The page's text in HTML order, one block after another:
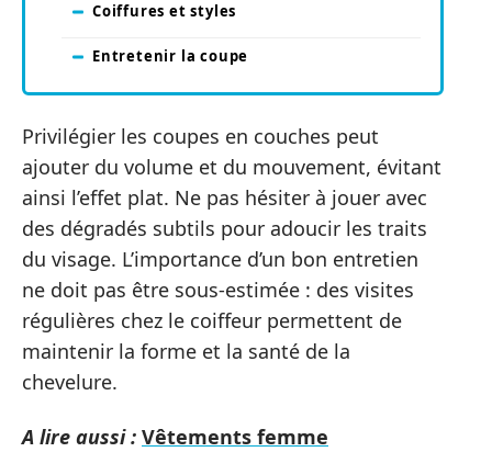
Coiffures et styles
Entretenir la coupe
Privilégier les coupes en couches peut
ajouter du volume et du mouvement, évitant
ainsi l’effet plat. Ne pas hésiter à jouer avec
des dégradés subtils pour adoucir les traits
du visage. L’importance d’un bon entretien
ne doit pas être sous-estimée : des visites
régulières chez le coiffeur permettent de
maintenir la forme et la santé de la
chevelure.
A lire aussi : Vêtements femme